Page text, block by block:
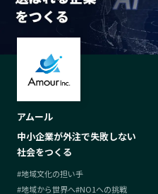
アムール
中小企業が外注で失敗しない
社会をつくる
#地域文化の担い手
#地域から世界へ#NO1への挑戦